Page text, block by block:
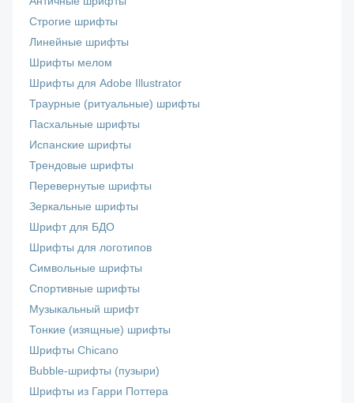
Строгие шрифты
Линейные шрифты
Шрифты мелом
Шрифты для Adobe Illustrator
Траурные (ритуальные) шрифты
Пасхальные шрифты
Испанские шрифты
Трендовые шрифты
Перевернутые шрифты
Зеркальные шрифты
Шрифт для БДО
Шрифты для логотипов
Символьные шрифты
Спортивные шрифты
Музыкальный шрифт
Тонкие (изящные) шрифты
Шрифты Chicano
Bubble-шрифты (пузыри)
Шрифты из Гарри Поттера